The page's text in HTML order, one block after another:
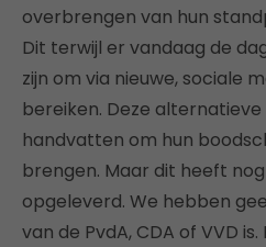
overbrengen van hun
Dit terwijl er vandaag de
zijn om via nieuwe, sociale
bereiken. Deze
handvatten om hun
brengen. Maar dit heeft
opgeleverd. We hebben
van de PvdA, CDA of VVD